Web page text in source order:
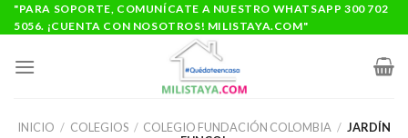
Saltar
al
"PARA SOPORTE, COMUNÍCATE A NUESTRO WHATSAPP 300 702
5056. ¡CUENTA CON NOSOTROS! MILISTAYA.COM"
INICIO / COLEGIOS / COLEGIO FUNDACIÓN COLOMBIA / JARDÍN